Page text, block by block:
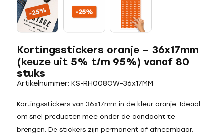
Kortingsstickers oranje – 36x17mm
(keuze uit 5% t/m 95%) vanaf 80
stuks
Artikelnummer: KS-RH008OW-36x17MM
Kortingsstickers van 36x17mm in de kleur oranje. Ideaal
om snel producten mee onder de aandacht te
brengen. De stickers zijn permanent of afneembaar.